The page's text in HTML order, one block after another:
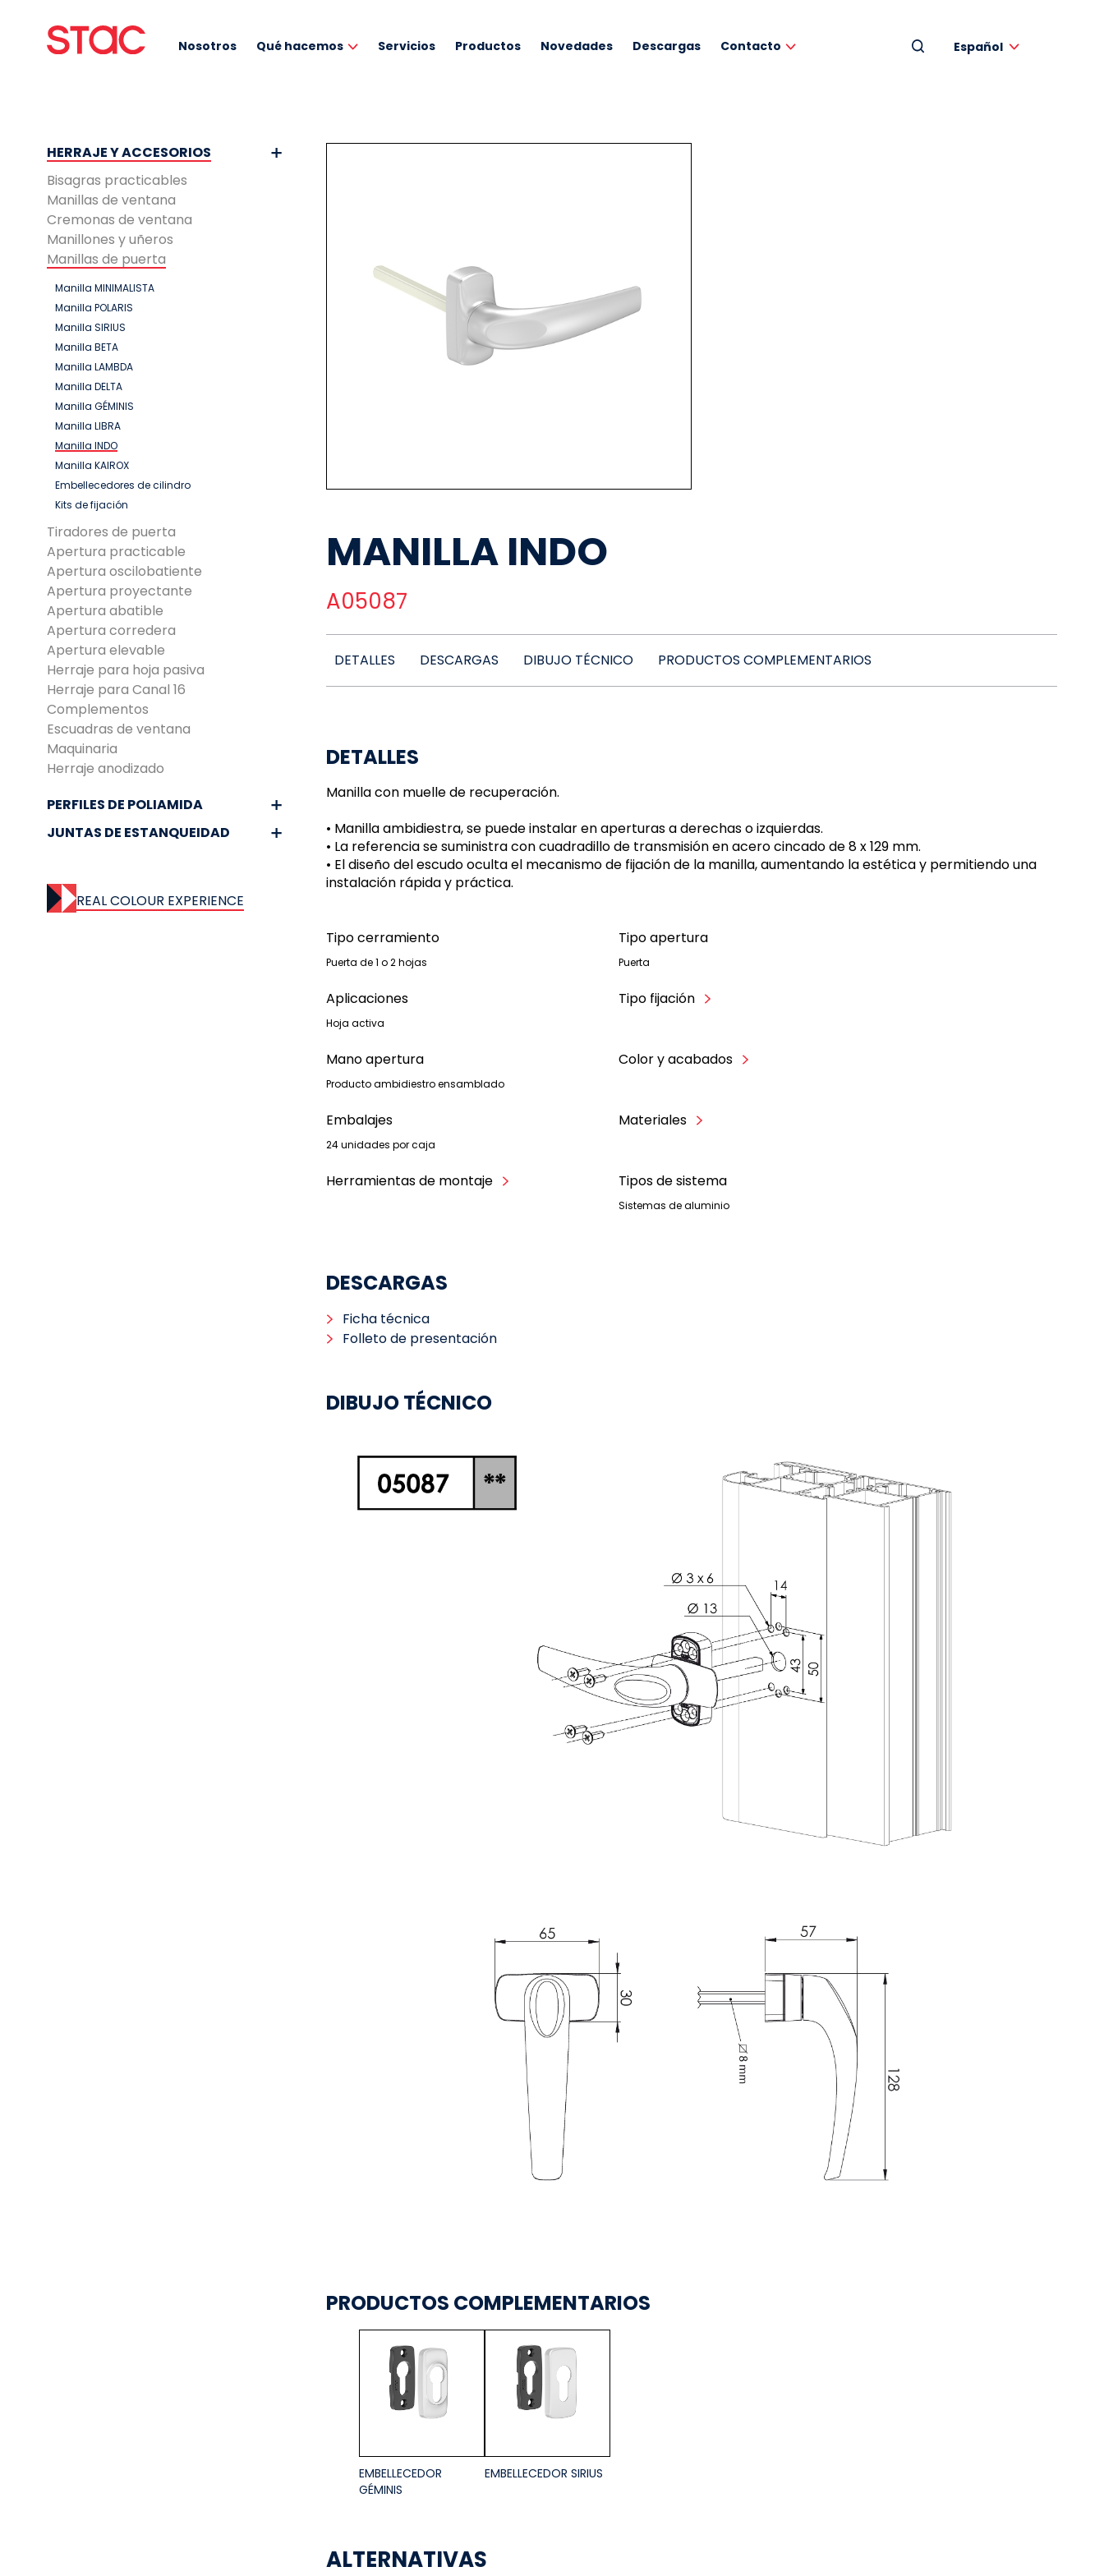
Nosotros Qué hacemos Servicios Productos Novedades Descargas Contacto Español
HERRAJE Y ACCESORIOS
Bisagras practicables
Manillas de ventana
Cremonas de ventana
Manillones y uñeros
Manillas de puerta
Manilla MINIMALISTA
Manilla POLARIS
Manilla SIRIUS
Manilla BETA
Manilla LAMBDA
Manilla DELTA
Manilla GÉMINIS
Manilla LIBRA
Manilla INDO
Manilla KAIROX
Embellecedores de cilindro
Kits de fijación
Tiradores de puerta
Apertura practicable
Apertura oscilobatiente
Apertura proyectante
Apertura abatible
Apertura corredera
Apertura elevable
Herraje para hoja pasiva
Herraje para Canal 16
Complementos
Escuadras de ventana
Maquinaria
Herraje anodizado
PERFILES DE POLIAMIDA
JUNTAS DE ESTANQUEIDAD
REAL COLOUR EXPERIENCE
MANILLA INDO
A05087
DETALLES DESCARGAS DIBUJO TÉCNICO PRODUCTOS COMPLEMENTARIOS
DETALLES
Manilla con muelle de recuperación.
• Manilla ambidiestra, se puede instalar en aperturas a derechas o izquierdas.
• La referencia se suministra con cuadradillo de transmisión en acero cincado de 8 x 129 mm.
• El diseño del escudo oculta el mecanismo de fijación de la manilla, aumentando la estética y permitiendo una
instalación rápida y práctica.
Tipo cerramiento
Puerta de 1 o 2 hojas
Tipo apertura
Puerta
Aplicaciones
Hoja activa
Tipo fijación
Mano apertura
Producto ambidiestro ensamblado
Color y acabados
Embalajes
24 unidades por caja
Materiales
Herramientas de montaje Tipos de sistema
Sistemas de aluminio
DESCARGAS
Ficha técnica
Folleto de presentación
DIBUJO TÉCNICO
PRODUCTOS COMPLEMENTARIOS
EMBELLECEDOR
GÉMINIS
EMBELLECEDOR SIRIUS
ALTERNATIVAS